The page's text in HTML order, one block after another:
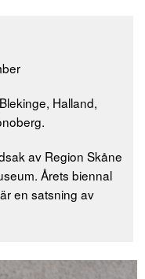
Halland,
av Region Skåne
Årets biennal
en satsning av